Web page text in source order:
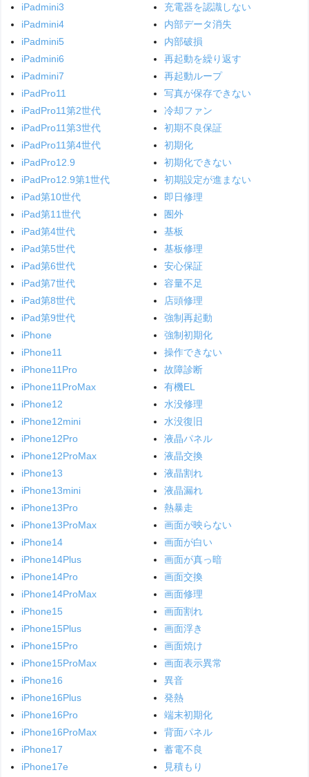
iPadmini3
iPadmini4
iPadmini5
iPadmini6
iPadmini7
iPadPro11
iPadPro11第2世代
iPadPro11第3世代
iPadPro11第4世代
iPadPro12.9
iPadPro12.9第1世代
iPad第10世代
iPad第11世代
iPad第4世代
iPad第5世代
iPad第6世代
iPad第7世代
iPad第8世代
iPad第9世代
iPhone
iPhone11
iPhone11Pro
iPhone11ProMax
iPhone12
iPhone12mini
iPhone12Pro
iPhone12ProMax
iPhone13
iPhone13mini
iPhone13Pro
iPhone13ProMax
iPhone14
iPhone14Plus
iPhone14Pro
iPhone14ProMax
iPhone15
iPhone15Plus
iPhone15Pro
iPhone15ProMax
iPhone16
iPhone16Plus
iPhone16Pro
iPhone16ProMax
iPhone17
iPhone17e
充電器を認識しない
内部データ消失
内部破損
再起動を繰り返す
再起動ループ
写真が保存できない
冷却ファン
初期不良保証
初期化
初期化できない
初期設定が進まない
即日修理
圏外
基板
基板修理
安心保証
容量不足
店頭修理
強制再起動
強制初期化
操作できない
故障診断
有機EL
水没修理
水没復旧
液晶パネル
液晶交換
液晶割れ
液晶漏れ
熱暴走
画面が映らない
画面が白い
画面が真っ暗
画面交換
画面修理
画面割れ
画面浮き
画面焼け
画面表示異常
異音
発熱
端末初期化
背面パネル
蓄電不良
見積もり